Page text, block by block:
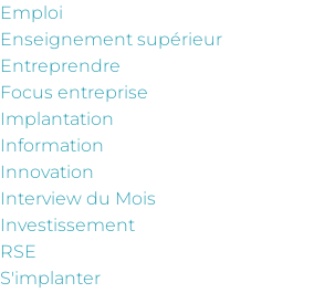
Emploi
Enseignement supérieur
Entreprendre
Focus entreprise
Implantation
Information
Innovation
Interview du Mois
Investissement
RSE
S'implanter